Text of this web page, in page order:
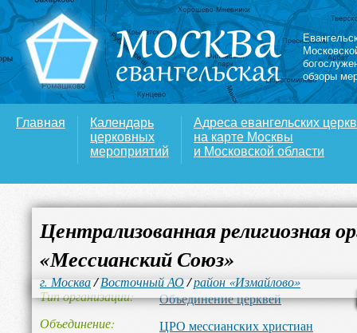
обзоры
Главная
Календарь
церковных
мероприятий
Адреса евангельских
на карте Москвы
и Московской области
Централизованная религиозная
«Мессианский Союз»
г. Москва/Восточный АО/район «Измайлово»
Тип организации
Объединение церквей
Объединение
ЦРО мессианских христиан